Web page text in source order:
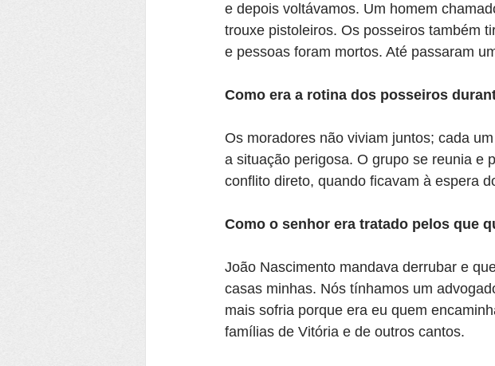
e depois voltávamos. Um homem
trouxe pistoleiros. Os posseiros também
e pessoas foram mortos. Até passaram
Como era a rotina dos posseiros
Os moradores não viviam juntos; cada
a situação perigosa. O grupo se reunia e
conflito direto, quando ficavam à espera
Como o senhor era tratado pelos que
João Nascimento mandava derrubar e
casas minhas. Nós tínhamos um
mais sofria porque era eu quem
famílias de Vitória e de outros cantos.